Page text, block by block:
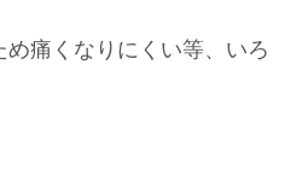
痛くなりにくい等、いろ